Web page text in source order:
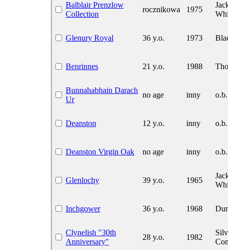
Balblair Prenzlow
Collection
rocznikowa 1975
Glenury Royal 36 y.o. 1973
Benrinnes 21 y.o. 1988
Bunnahabhain Darach
Ur
no age inny o.b.
Deanston 12 y.o. inny o.b.
Deanston Virgin Oak no age inny o.b.
Glenlochy 39 y.o. 1965
Inchgower 36 y.o. 1968
Clynelish "30th
Anniversary"
28 y.o. 1982